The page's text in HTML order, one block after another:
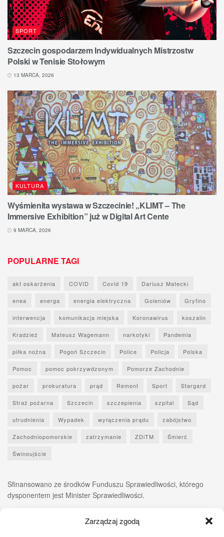
Zarządzaj zgodą
SPORT
Szczecin gospodarzem Indywidualnych Mistrzostw
Polski w Tenisie Stołowym
13 MARCA, 2026
KULTURA
Wyśmienita wystawa w Szczecinie! „KLIMT – The
Immersive Exhibition” już w Digital Art Cente
9 MARCA, 2026
POPULARNE TAGI
akt oskarżenia COVID Covid 19 Dariusz Matecki
enea energa energia elektryczna Goleniów Gryfino
interwencja komunikacja miejska Koronawirus koszalin
Kradzież Mateusz Wagemann narkotyki Pandemia
piłka nożna Pogoń Szczecin Police Policja Polska
Pomoc pomoc pokrzywdzonym Pomorze Zachodnie
pożar prokuratura prąd Remont Sport Stargard
Straż pożarna Szczecin szczepienia szpital Sąd
utrudnienia Wypadek wyłączenia prądu zabójstwo
Zachodniopomorskie zatrzymanie ZDiTM Śmierć
Świnoujście
Sfinansowano ze środków Funduszu Sprawiedliwości, którego
dysponentem jest Minister Sprawiedliwości.